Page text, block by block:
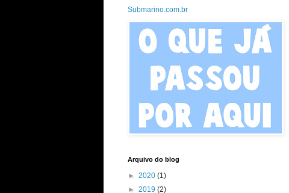
Submarino.com.br
Arquivo do blog
► 2020 (1)
► 2019 (2)